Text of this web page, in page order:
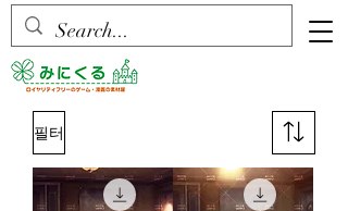
필터